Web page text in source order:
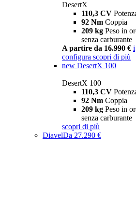
DesertX
110,3 CV
92 Nm Coppia
209 kg Peso in
senza carburante
A partire da 16.990 € i
configura scopri di più
new DesertX 100
DesertX 100
110,3 CV
92 Nm Coppia
209 kg Peso in
senza carburante
scopri di più
DiavelDa 27.290 €